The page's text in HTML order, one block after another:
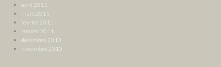
avril 2011
mars 2011
février 2011
janvier 2011
décembre 2010
novembre 2010